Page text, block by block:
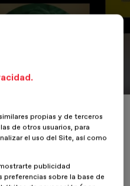
propias y de terceros
de otros usuarios, para
el uso del Site, así como
publicidad
sobre la base de